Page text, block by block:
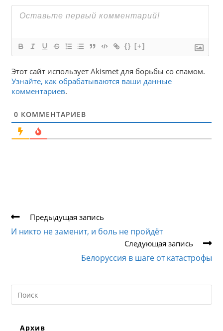
{} [+]
Этот сайт использует Akismet для борьбы со спамом.
Узнайте, как обрабатываются ваши данные
комментариев.
0 КОММЕНТАРИЕВ
Еще
статьи
Предыдущая запись
И никто не заменит, и боль не пройдёт
Следующая запись
Белоруссия в шаге от катастрофы
Search
this
Архив